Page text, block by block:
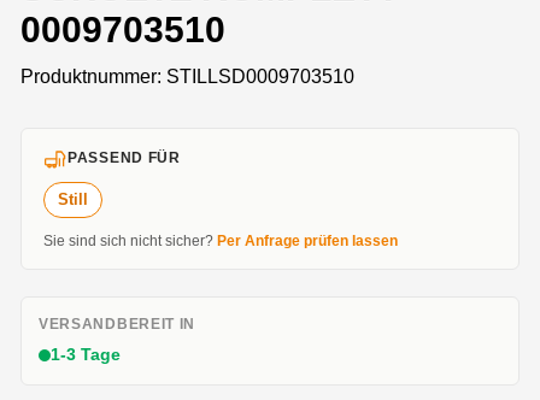
0009703510
Produktnummer: STILLSD0009703510
PASSEND FÜR
Still
Sie sind sich nicht sicher? Per Anfrage prüfen lassen
VERSANDBEREIT IN
1-3 Tage